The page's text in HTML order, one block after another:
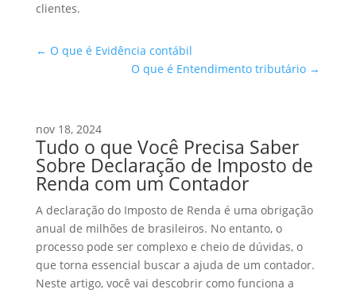
clientes.
← O que é Evidência contábil
O que é Entendimento tributário →
nov 18, 2024
Tudo o que Você Precisa Saber
Sobre Declaração de Imposto de
Renda com um Contador
A declaração do Imposto de Renda é uma obrigação
anual de milhões de brasileiros. No entanto, o
processo pode ser complexo e cheio de dúvidas, o
que torna essencial buscar a ajuda de um contador.
Neste artigo, você vai descobrir como funciona a